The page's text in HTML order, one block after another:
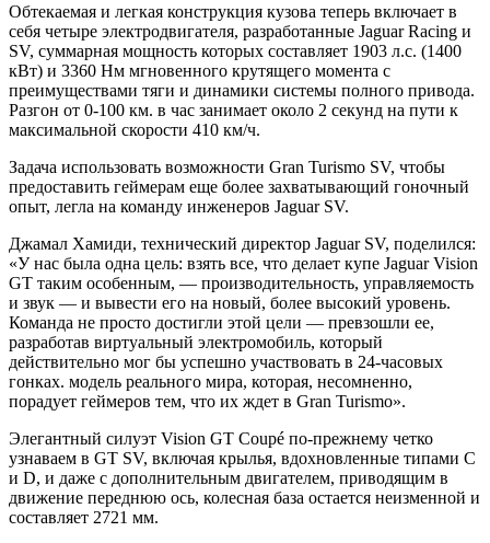
Обтекаемая и легкая конструкция кузова теперь включает в
себя четыре электродвигателя, разработанные Jaguar Racing и
SV, суммарная мощность которых составляет 1903 л.с. (1400
кВт) и 3360 Нм мгновенного крутящего момента с
преимуществами тяги и динамики системы полного привода.
Разгон от 0-100 км. в час занимает около 2 секунд на пути к
максимальной скорости 410 км/ч.
Задача использовать возможности Gran Turismo SV, чтобы
предоставить геймерам еще более захватывающий гоночный
опыт, легла на команду инженеров Jaguar SV.
Джамал Хамиди, технический директор Jaguar SV, поделился:
«У нас была одна цель: взять все, что делает купе Jaguar Vision
GT таким особенным, — производительность, управляемость
и звук — и вывести его на новый, более высокий уровень.
Команда не просто достигли этой цели — превзошли ее,
разработав виртуальный электромобиль, который
действительно мог бы успешно участвовать в 24-часовых
гонках. модель реального мира, которая, несомненно,
порадует геймеров тем, что их ждет в Gran Turismo».
Элегантный силуэт Vision GT Coupé по-прежнему четко
узнаваем в GT SV, включая крылья, вдохновленные типами C
и D, и даже с дополнительным двигателем, приводящим в
движение переднюю ось, колесная база остается неизменной и
составляет 2721 мм.